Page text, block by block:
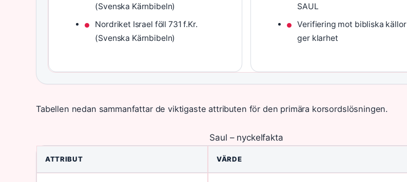
(Svenska Kärnbibeln)
Nordriket Israel föll 731 f.Kr.
(Svenska Kärnbibeln)
SAUL
Verifiering mot bibliska källor
ger klarhet
Tabellen nedan sammanfattar de viktigaste attributen för den primära korsordslösningen.
Saul – nyckelfakta
ATTRIBUT VÄRDE